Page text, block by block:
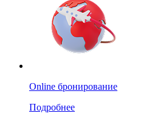
Online бронирование
Подробнее